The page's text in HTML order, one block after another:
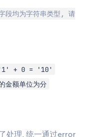
段均为字符串类型, 请
+ 0 = '10'
金额单位为分
处理, 统一通过error